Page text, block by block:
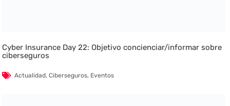
Cyber Insurance Day 22: Objetivo concienciar/informar sobre
ciberseguros
Actualidad,Ciberseguros, Eventos